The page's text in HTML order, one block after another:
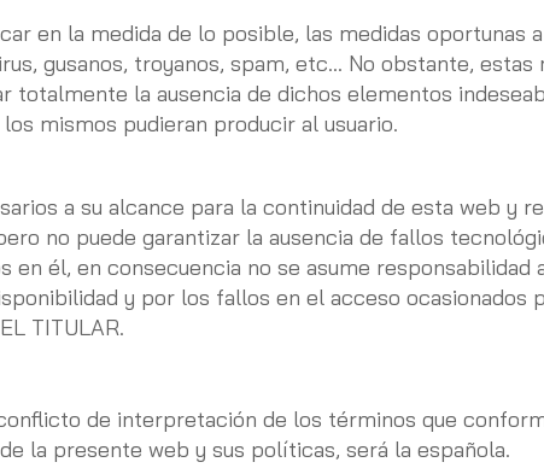
en la medida de lo posible, las medidas oportunas
gusanos, troyanos, spam, etc… No obstante,
totalmente la ausencia de dichos elementos
mismos pudieran producir al usuario.
a su alcance para la continuidad de esta web y
no puede garantizar la ausencia de fallos
en él, en consecuencia no se asume responsabilidad
y por los fallos en el acceso ocasionados
TITULAR.
de interpretación de los términos que
la presente web y sus políticas, será la española.